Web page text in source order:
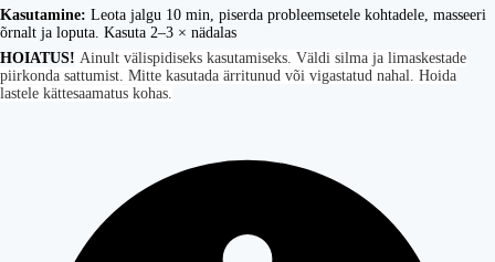
​Kasutamine: Leota jalgu 10 min, piserda probleemsetele kohtadele, masseeri
õrnalt ja loputa. Kasuta 2–3 × nädalas
HOIATUS! Ainult välispidiseks kasutamiseks. Väldi silma ja limaskestade
piirkonda sattumist. Mitte kasutada ärritunud või vigastatud nahal. Hoida
lastele kättesaamatus kohas.